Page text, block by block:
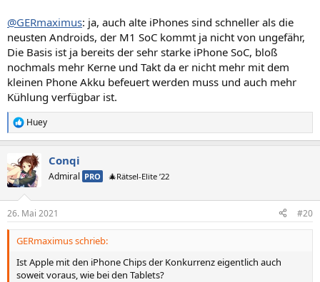
@GERmaximus: ja, auch alte iPhones sind schneller als die
neusten Androids, der M1 SoC kommt ja nicht von ungefähr,
Die Basis ist ja bereits der sehr starke iPhone SoC, bloß
nochmals mehr Kerne und Takt da er nicht mehr mit dem
kleinen Phone Akku befeuert werden muss und auch mehr
Kühlung verfügbar ist.
R
e
k
t
i
e
n
Huey
Conqi
Admiral PRO 🎄Rätsel-Elite ’22
26. Mai 2021 #20
GERmaximus schrieb:
Ist Apple mit den iPhone Chips der Konkurrenz eigentlich auch
soweit voraus, wie bei den Tablets?